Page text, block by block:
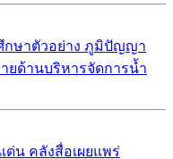
ษาตัวอย่าง ภูมิปัญญา
ยด้านบริหารจัดการน้ำ
ด่น คลังสื่อเผยแพร่